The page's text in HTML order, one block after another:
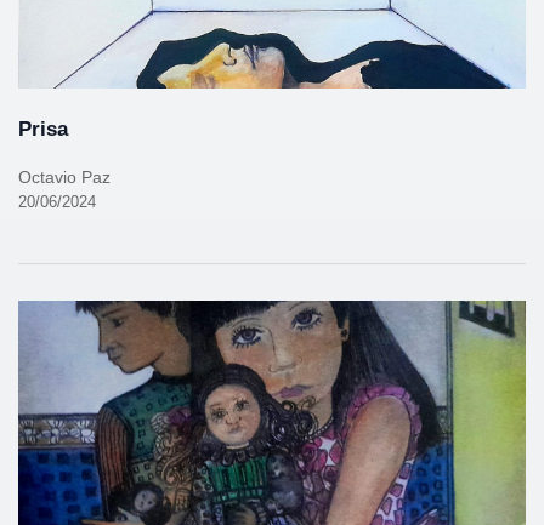
Prisa
Octavio Paz
20/06/2024